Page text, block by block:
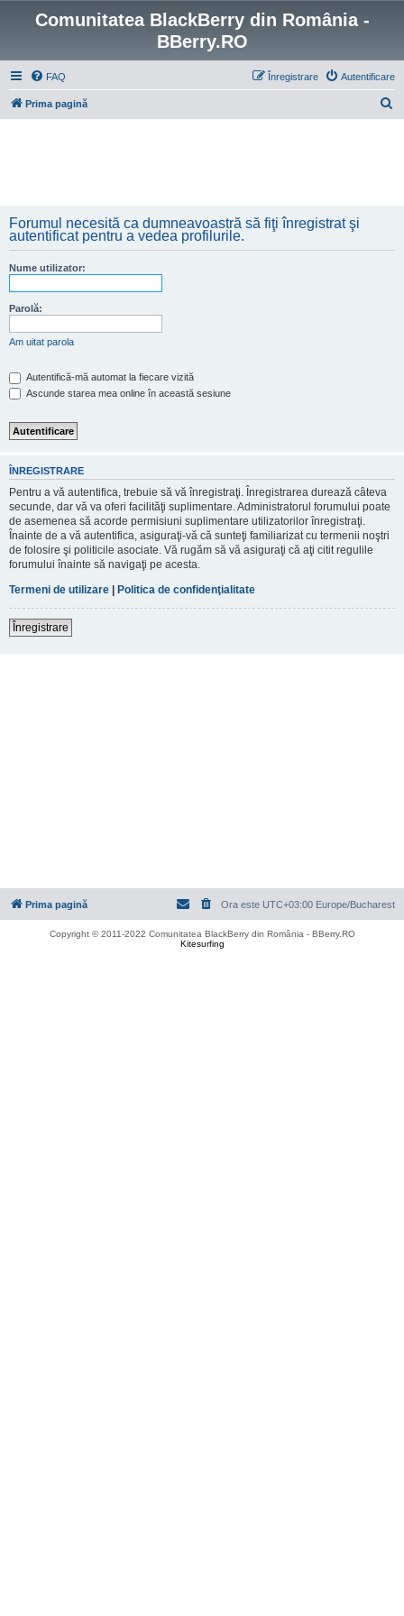
Comunitatea BlackBerry din România -
BBerry.RO
FAQ Autentificare
Înregistrare
Prima pagină
Forumul necesită ca dumneavoastră să fiţi înregistrat şi
autentificat pentru a vedea profilurile.
Nume utilizator:
Parolă:
Am uitat parola
Autentifică-mă automat la fiecare vizită
Ascunde starea mea online în această sesiune
ÎNREGISTRARE
Pentru a vă autentifica, trebuie să vă înregistraţi. Înregistrarea durează câteva
secunde, dar vă va oferi facilităţi suplimentare. Administratorul forumului poate
de asemenea să acorde permisiuni suplimentare utilizatorilor înregistraţi.
Înainte de a vă autentifica, asiguraţi-vă că sunteţi familiarizat cu termenii noştri
de folosire şi politicile asociate. Vă rugăm să vă asiguraţi că aţi citit regulile
forumului înainte să navigaţi pe acesta.
Termeni de utilizare | Politica de confidenţialitate
Înregistrare
Prima pagină Ora este UTC+03:00 Europe/Bucharest
Copyright © 2011-2022 Comunitatea BlackBerry din România - BBerry.RO
Kitesurfing